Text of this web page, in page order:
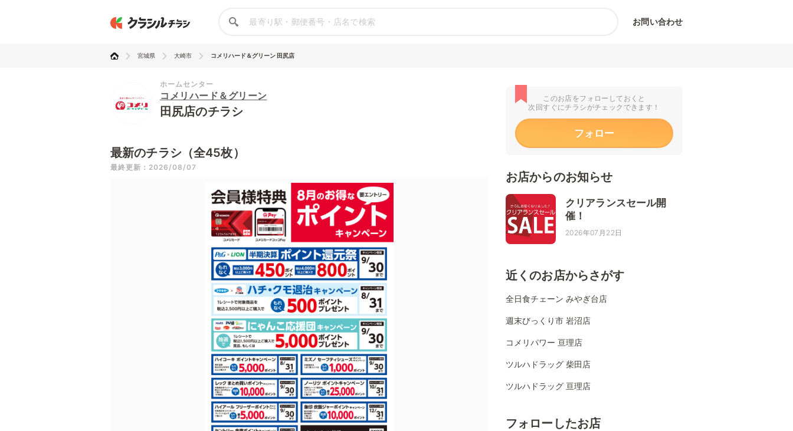
お問い合わせ
宮城県 大崎市 コメリハード＆グリーン 田尻店
ホームセンター
コメリハード＆グリーン
田尻店のチラシ
最新のチラシ（全45枚）
最終更新：2026/08/07
このお店をフォローしておくと
次回すぐにチラシがチェックできます！
フォロー
お店からのお知らせ
クリアランスセール開
催！
2026年07月22日
近くのお店からさがす
全日食チェーン みやぎ台店
週末びっくり市 岩沼店
コメリパワー 亘理店
ツルハドラッグ 柴田店
ツルハドラッグ 亘理店
フォローしたお店